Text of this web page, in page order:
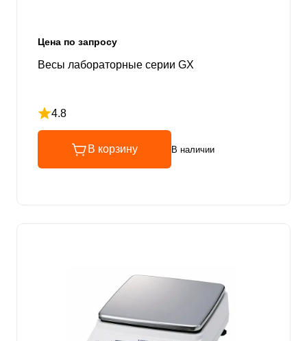
Цена по запросу
Весы лабораторные серии GX
4.8
Рейтинг 4.8 из 5
В корзину В наличии